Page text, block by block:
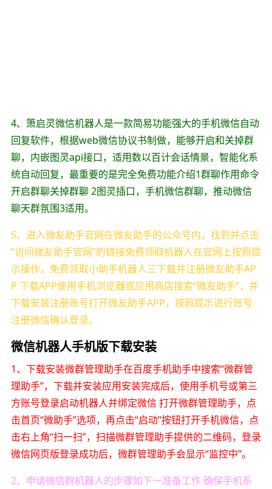
4、箫启灵微信机器人是一款简易功能强大的手机微信自动
回复软件，根据web微信协议书制做，能够开启和关掉群
聊，内嵌图灵api接口，适用数以百计会话情景，智能化系
统自动回复，最重要的是完全免费功能介绍1群聊作用命令
开启群聊关掉群聊 2图灵插口，手机微信群聊，推动微信
聊天群氛围3适用。
5、进入微友助手官网在微友助手的公众号内，找到并点击
“访问微友助手官网”的链接免费领取机器人在官网上按照提
示操作，免费领取小助手机器人三下载并注册微友助手AP
P 下载APP使用手机浏览器或应用商店搜索“微友助手”，并
下载安装注册账号打开微友助手APP，按照提示进行账号
注册微信确认登录。
微信机器人手机版下载安装
1、下载安装微群管理助手在百度手机助手中搜索“微群管
理助手”，下载并安装应用安装完成后，使用手机号或第三
方账号登录启动机器人并绑定微信 打开微群管理助手，点
击首页“微助手”选项，再点击“启动”按钮打开手机微信，点
击右上角“扫一扫”，扫描微群管理助手提供的二维码，登录
微信网页版登录成功后，微群管理助手会显示“监控中”。
2、申请微信群机器人的步骤如下一准备工作 确保手机系